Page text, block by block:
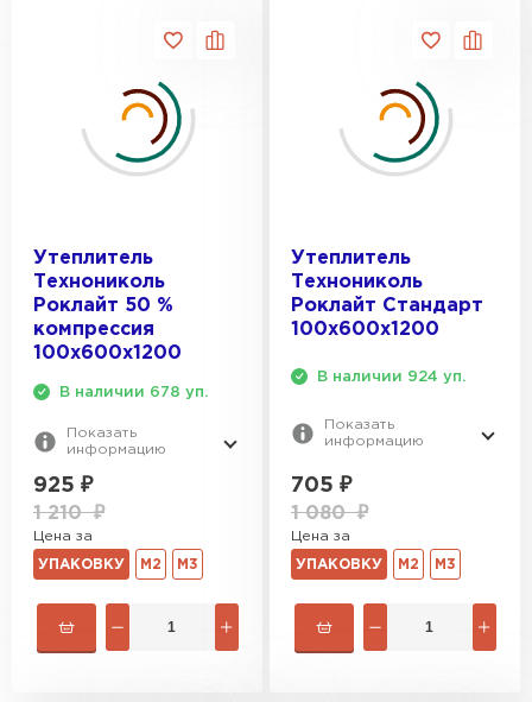
Утеплитель
Технониколь
Роклайт 50 %
компрессия
100х600х1200
В наличии 678 уп.
Показать
информацию
925 ₽
1 210₽
Цена за
УПАКОВКУ М2 М3
Утеплитель
Технониколь
Роклайт Стандарт
100х600х1200
В наличии 924 уп.
Показать
информацию
705 ₽
1 080₽
Цена за
УПАКОВКУ М2 М3